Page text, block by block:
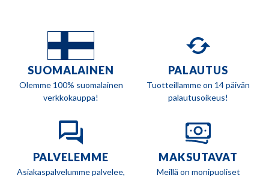
SUOMALAINEN
Olemme 100% suomalainen
verkkokauppa!
PALAUTUS
Tuotteillamme on 14 päivän
palautusoikeus!
PALVELEMME
Asiakaspalvelumme palvelee,
MAKSUTAVAT
Meillä on monipuoliset